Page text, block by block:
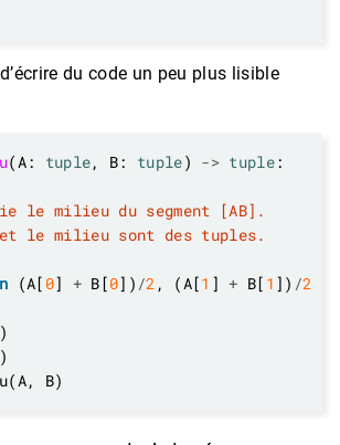
du code un peu plus lisible
(A: tuple, B: tuple) -> tuple
(A[ 0] + B[0]) /2 , (A[1 ] + B[ 1 ]) /2